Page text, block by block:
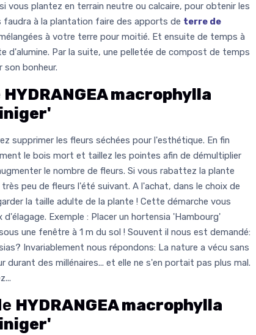
vous plantez en terrain neutre ou calcaire, pour obtenir les
faudra à la plantation faire des apports de terre de
à votre terre pour moitié. Et ensuite de temps à
d'alumine. Par la suite, une pelletée de compost de temps
son bonheur.
HYDRANGEA macrophylla
supprimer les fleurs séchées pour l'esthétique. En fin
le bois mort et taillez les pointes afin de démultiplier
le nombre de fleurs. Si vous rabattez la plante
peu de fleurs l'été suivant. A l'achat, dans le choix de
la taille adulte de la plante ! Cette démarche vous
Exemple : Placer un hortensia 'Hambourg'
une fenêtre à 1 m du sol ! Souvent il nous est demandé:
Invariablement nous répondons: La nature a vécu sans
durant des millénaires... et elle ne s'en portait pas plus mal.
HYDRANGEA macrophylla